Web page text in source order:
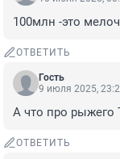
100млн -это
ОТВЕТИТЬ
Гость
9 июля 2025,
А что про
ОТВЕТИТЬ